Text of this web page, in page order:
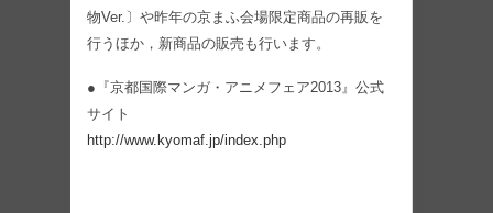
物Ver.〕や昨年の京まふ会場限定商品の再販を
行うほか，新商品の販売も行います。
●『京都国際マンガ・アニメフェア2013』公式
サイト
http://www.kyomaf.jp/index.php